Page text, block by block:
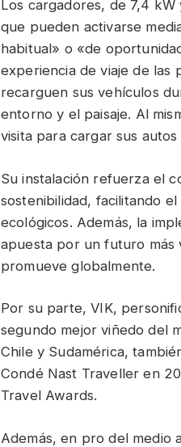
Los cargadores, de 7,4
que pueden activarse
habitual» o «de
experiencia de viaje de las
recarguen sus vehículos
entorno y el paisaje. Al
visita para cargar sus
Su instalación refuerza el
sostenibilidad, facilitando
ecológicos. Además, la
apuesta por un futuro más
promueve globalmente.
Por su parte, VIK,
segundo mejor viñedo del
Chile y Sudamérica,
Condé Nast Traveller en
Travel Awards.
Además, en pro del medio